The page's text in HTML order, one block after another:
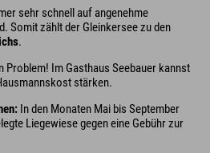
sehr schnell auf angenehme
Somit zählt der Gleinkersee zu den
.
Problem! Im Gasthaus Seebauer kannst
stärken.
In den Monaten Mai bis September
Liegewiese gegen eine Gebühr zur